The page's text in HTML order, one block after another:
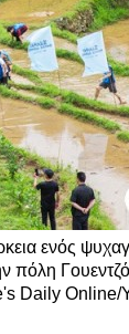
Қазақ
ภาษาไ
Bahasa
Ελληνικά
Tiếng
اردو
ενός
πόλη
Daily